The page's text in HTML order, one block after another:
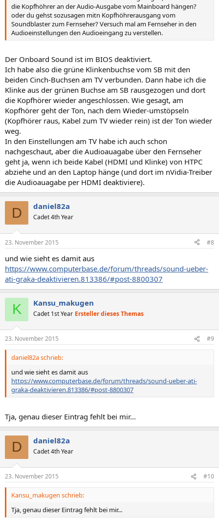
die Kopfhöhrer an der Audio-Ausgabe vom Mainboard hängen?
oder du gehst sozusagen mitn Kopfhöhrerausgang vom
Soundblaster zum Fernseher? Versuch mal am Fernseher in den
Audioeinstellungen den Audioeingang zu verstellen.
Der Onboard Sound ist im BIOS deaktiviert.
Ich habe also die grüne Klinkenbuchse vom SB mit den
beiden Cinch-Buchsen am TV verbunden. Dann habe ich die
Klinke aus der grünen Buchse am SB rausgezogen und dort
die Kopfhörer wieder angeschlossen. Wie gesagt, am
Kopfhörer geht der Ton, nach dem Wieder-umstöpseln
(Kopfhörer raus, Kabel zum TV wieder rein) ist der Ton wieder
weg.
In den Einstellungen am TV habe ich auch schon
nachgeschaut, aber die Audioauagabe über den Fernseher
geht ja, wenn ich beide Kabel (HDMI und Klinke) von HTPC
abziehe und an den Laptop hänge (und dort im nVidia-Treiber
die Audioauagabe per HDMI deaktiviere).
D daniel82a
Cadet 4th Year
23. November 2015 #8
und wie sieht es damit aus
https://www.computerbase.de/forum/threads/sound-ueber-
ati-graka-deaktivieren.813386/#post-8800307
K Kansu_makugen
Cadet 1st Year Ersteller dieses Themas
23. November 2015 #9
daniel82a schrieb:
und wie sieht es damit aus
https://www.computerbase.de/forum/threads/sound-ueber-ati-
graka-deaktivieren.813386/#post-8800307
Tja, genau dieser Eintrag fehlt bei mir...
D daniel82a
Cadet 4th Year
23. November 2015 #10
Kansu_makugen schrieb:
Tja, genau dieser Eintrag fehlt bei mir...